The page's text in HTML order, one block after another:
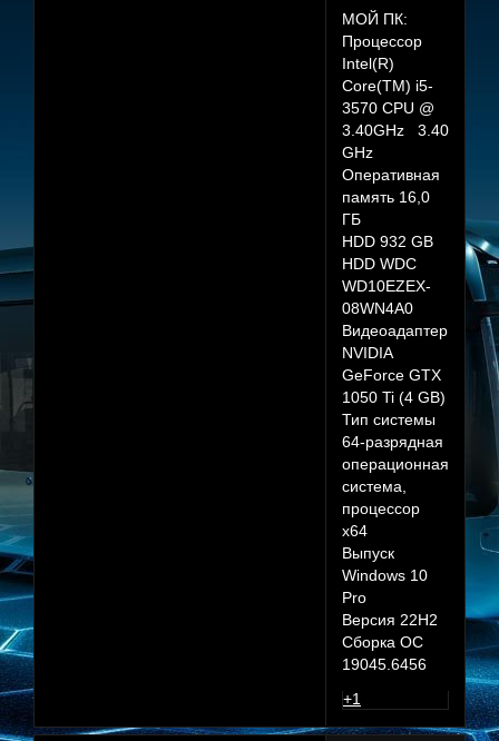
МОЙ ПК:
Процессор
Intel(R)
Core(TM) i5-
3570 CPU @
3.40GHz 3.40
GHz
Оперативная
память 16,0
ГБ
HDD 932 GB
HDD WDC
WD10EZEX-
08WN4A0
Видеоадаптер
NVIDIA
GeForce GTX
1050 Ti (4 GB)
Тип системы
64-разрядная
операционная
система,
процессор
x64
Выпуск
Windows 10
Pro
Версия 22H2
Сборка ОС
19045.6456
+1